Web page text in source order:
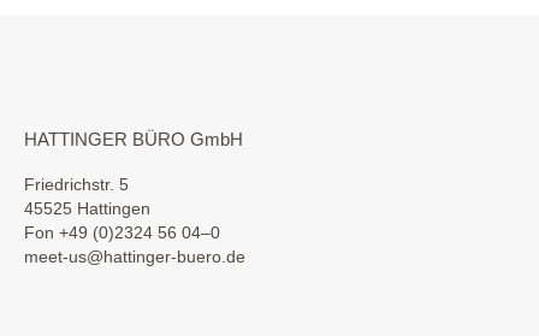
HATTINGER BÜRO GmbH
Friedrichstr. 5
45525 Hattingen
Fon +49 (0)2324 56 04–0
meet-us@hattinger-buero.de